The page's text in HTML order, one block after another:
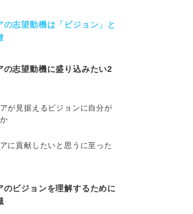
の志望動機は「ビジョン」と
の志望動機に盛り込みたい2
が見据えるビジョンに自分が
に貢献したいと思うに至った
のビジョンを理解するために